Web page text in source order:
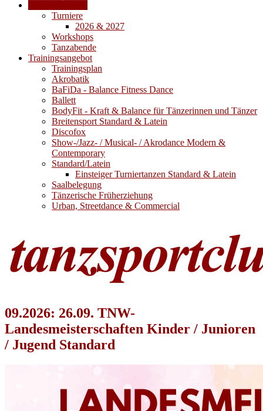
Turniere
2026 & 2027
Workshops
Tanzabende
Trainingsangebot
Trainingsplan
Akrobatik
BaFiDa - Balance Fitness Dance
Ballett
BodyFit - Kraft & Balance für Tänzerinnen und Tänzer
Breitensport Standard & Latein
Discofox
Show-/Jazz- / Musical- / Akrodance Modern &
Contemporary
Standard/Latein
Einsteiger Turniertanzen Standard & Latein
Saalbelegung
Tänzerische Früherziehung
Urban, Streetdance & Commercial
09.2026: 26.09. TNW-
Landesmeisterschaften Kinder / Junioren
/ Jugend Standard